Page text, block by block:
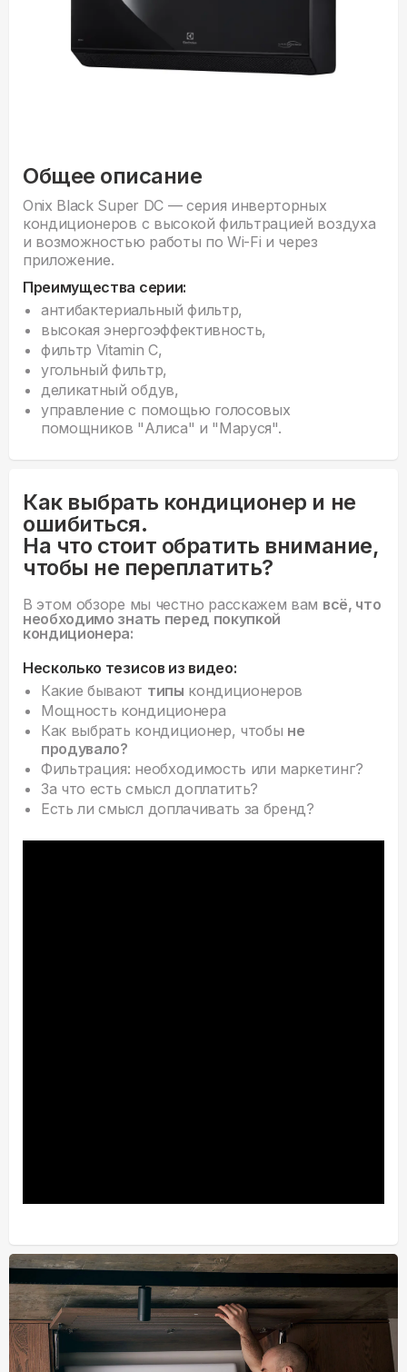
Общее описание
Onix Black Super DC — серия инверторных
кондиционеров с высокой фильтрацией воздуха
и возможностью работы по Wi-Fi и через
приложение.
Преимущества серии:
антибактериальный фильтр,
высокая энергоэффективность,
фильтр Vitamin C,
угольный фильтр,
деликатный обдув,
управление с помощью голосовых
помощников "Алиса" и "Маруся".
Как выбрать кондиционер и не
ошибиться.
На что стоит обратить внимание,
чтобы не переплатить?
В этом обзоре мы честно расскажем вам всё, что
необходимо знать перед покупкой
кондиционера:
Несколько тезисов из видео:
Какие бывают типы кондиционеров
Мощность кондиционера
Как выбрать кондиционер, чтобы не
продувало?
Фильтрация: необходимость или маркетинг?
За что есть смысл доплатить?
Есть ли смысл доплачивать за бренд?